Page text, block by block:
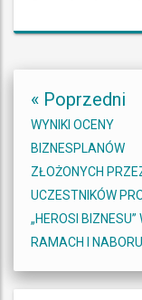
Nawigacja
wpisu
« Poprzedni
WYNIKI OCENY
BIZNESPLANÓW
ZŁOŻONYCH
UCZESTNIKÓW
„HEROSI BIZNESU”
RAMACH I NABORU